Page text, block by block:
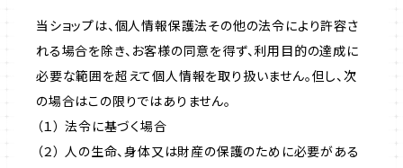
当ショップは、個人情報保護法その他の法令により許容さ
れる場合を除き、お客様の同意を得ず、利用目的の達成に
必要な範囲を超えて個人情報を取り扱いません。但し、次
の場合はこの限りではありません。
（１） 法令に基づく場合
（２） 人の生命、身体又は財産の保護のために必要がある